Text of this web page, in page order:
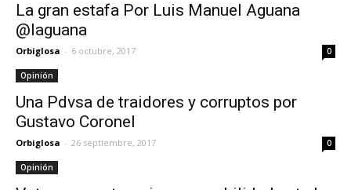
La gran estafa Por Luis Manuel Aguana
@laguana
Orbiglosa - 6 octubre, 2017 0
Opinión
Una Pdvsa de traidores y corruptos por
Gustavo Coronel
Orbiglosa - 26 septiembre, 2017 0
Opinión